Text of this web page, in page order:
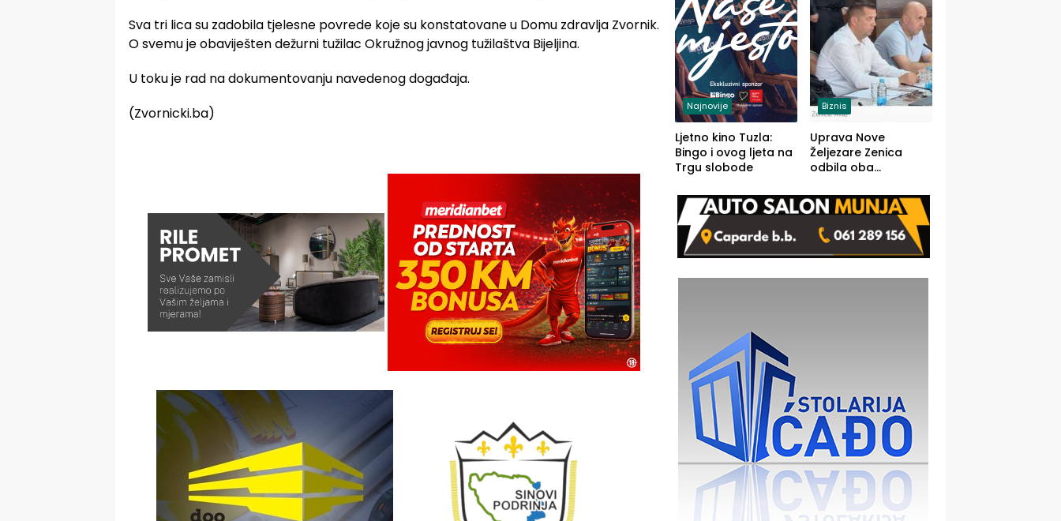
Sva tri lica su zadobila tjelesne povrede koje su konstatovane u Domu zdravlja Zvornik.
O svemu je obaviješten dežurni tužilac Okružnog javnog tužilaštva Bijeljina.
U toku je rad na dokumentovanju navedenog događaja.
(Zvornicki.ba)
Najnovije
Ljetno kino Tuzla:
Bingo i ovog ljeta na
Trgu slobode
Biznis
Uprava Nove
Željezare Zenica
odbila oba
FBiH: Ustrajni da je
stečaj jedino rješenje